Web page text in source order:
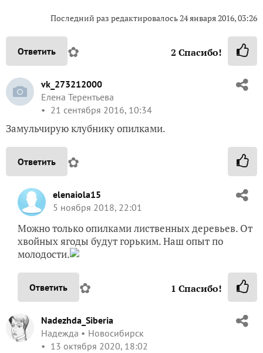
Последний раз редактировалось24 января 2016, 03:26
Ответить ✿ 2 Спасибо!
vk_273212000
Елена Терентьева
21 сентября 2016, 10:34
Замульчирую клубнику опилками.
Ответить ✿
elenaiola15
5 ноября 2018, 22:01
Можно только опилками лиственных деревьев. От
хвойных ягоды будут горьким. Наш опыт по
молодости.
Ответить ✿ 1 Спасибо!
Nadezhda_Siberia
Надежда
Новосибирск
13 октября 2020, 18:02